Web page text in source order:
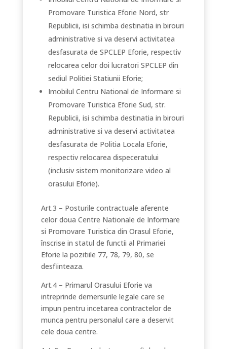
Promovare Turistica Eforie Nord, str
Republicii, isi schimba destinatia in birouri
administrative si va deservi activitatea
desfasurata de SPCLEP Eforie, respectiv
relocarea celor doi lucratori SPCLEP din
sediul Politiei Statiunii Eforie;
Imobilul Centru National de Informare si
Promovare Turistica Eforie Sud, str.
Republicii, isi schimba destinatia in birouri
administrative si va deservi activitatea
desfasurata de Politia Locala Eforie,
respectiv relocarea dispeceratului
(inclusiv sistem monitorizare video al
orasului Eforie).
Art.3 – Posturile contractuale aferente
celor doua Centre Nationale de Informare
si Promovare Turistica din Orasul Eforie,
înscrise in statul de functii al Primariei
Eforie la pozitiile 77, 78, 79, 80, se
desfiinteaza.
Art.4 – Primarul Orasului Eforie va
intreprinde demersurile legale care se
impun pentru incetarea contractelor de
munca pentru personalul care a deservit
cele doua centre.